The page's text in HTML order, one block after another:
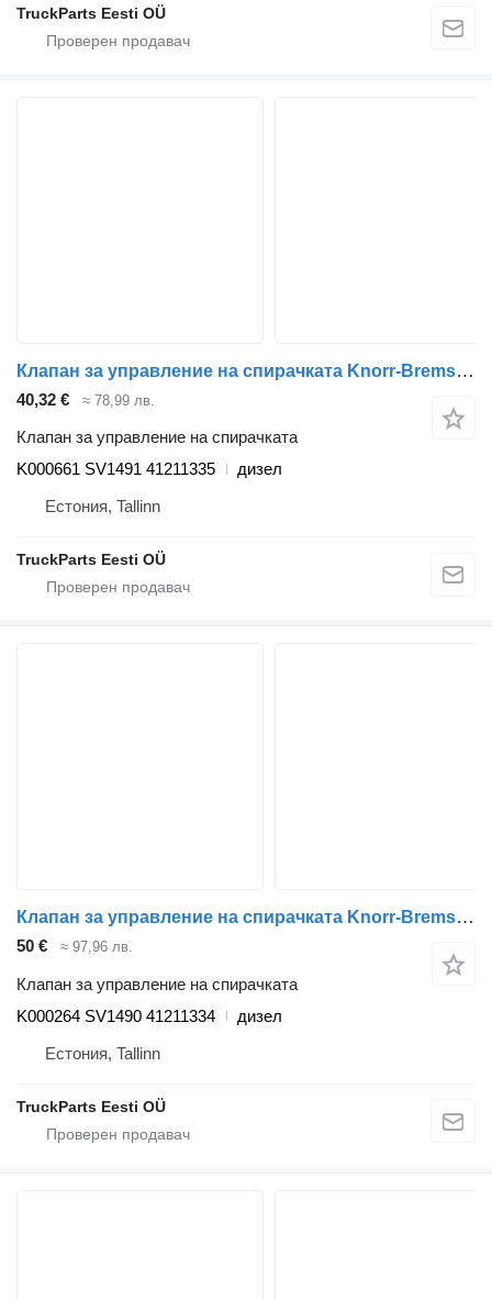
TruckParts Eesti OÜ
Клапан за управление на спирачката Knorr-Bremse Stralis (01.02-) K000661 SV1491 за влекач IVECO Stralis, Trakker (2002-)
40,32 € ≈ 78,99 лв.
Клапан за управление на спирачката
K000661 SV1491 41211335
дизел
Естония, Tallinn
TruckParts Eesti OÜ
Клапан за управление на спирачката Knorr-Bremse Stralis (01.02-) K000264 SV1490 за влекач IVECO Stralis, Trakker (2002-)
50 € ≈ 97,96 лв.
Клапан за управление на спирачката
K000264 SV1490 41211334
дизел
Естония, Tallinn
TruckParts Eesti OÜ